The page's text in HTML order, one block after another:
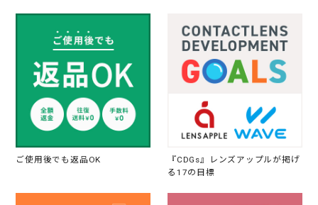
ご使用後でも返品OK
『CDGs』レンズアップルが掲げ
る17の目標